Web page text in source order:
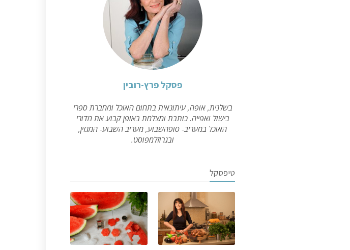
פסקל פרץ-רובין
בשלנית, אופה, עיתונאית בתחום האוכל ומחברת ספרי
בישול ואפייה. כותבת ומצלמת באופן קבוע את מדורי
האוכל במעריב- סופהשבוע, מעריב השבוע- המגזין,
ובגרוזלמפוסט.
טיפסקל